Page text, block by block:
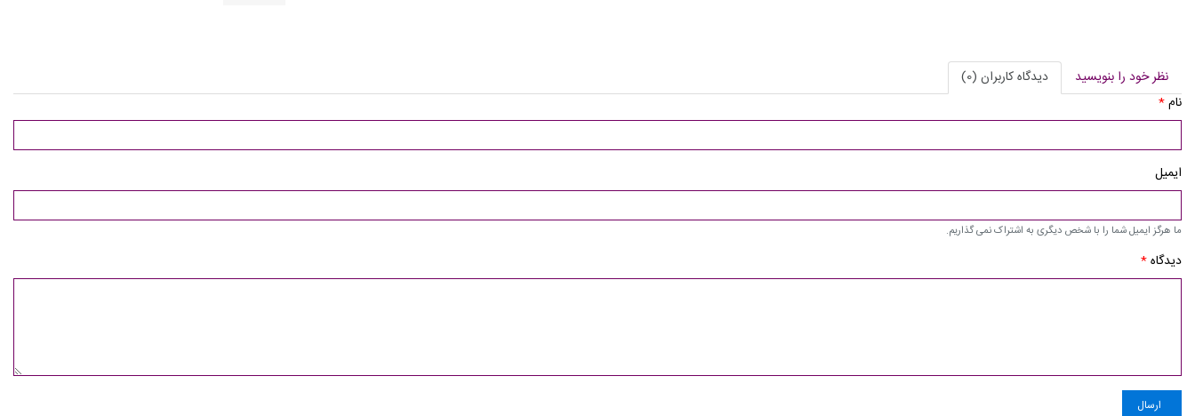
نظر خود را بنویسید
دیدگاه کاربران (0)
نام*
ایمیل
ما هرگز ایمیل شما را با شخص دیگری به اشتراک نمی گذاریم.
دیدگاه*
ارسال